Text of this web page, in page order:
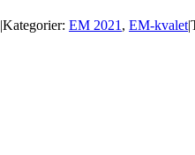
|Kategorier: EM 2021 , EM-kvalet|